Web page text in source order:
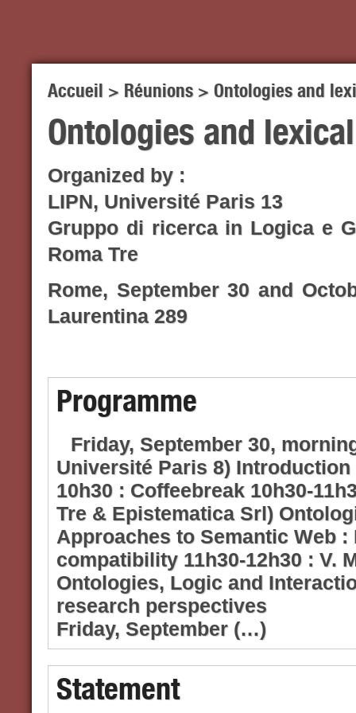
Accueil > Réunions> Ontologies and
Ontologies and
Organized by :
LIPN, Université Paris 13
Gruppo di ricerca in Logica e
Roma Tre
Rome, September 30 and
Laurentina 289
Programme
Friday, September 30,
Université Paris 8)
10h30 : Coffeebreak 10h30-
Tre & Epistematica Srl)
Approaches to Semantic Web
compatibility 11h30-12h30 : V.
Ontologies, Logic and
research perspectives
Friday, September (…)
Statement